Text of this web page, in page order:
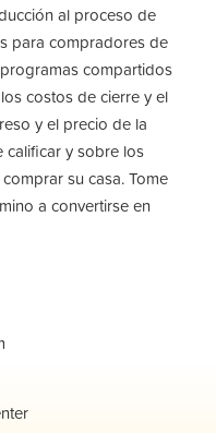
al proceso de
para compradores de
compartidos
costos de cierre y el
y el precio de la
calificar y sobre los
su casa. Tome
a convertirse en